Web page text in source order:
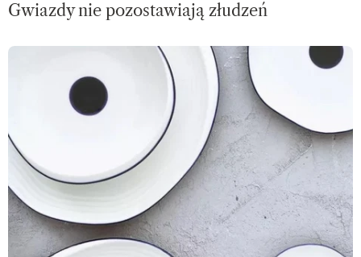
Gwiazdy nie pozostawiają złudzeń